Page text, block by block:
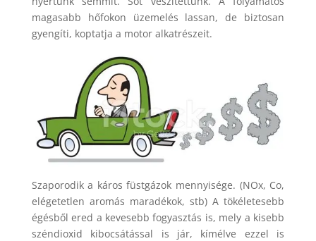
magasabb hőfokon üzemelés lassan, de biztosan
gyengíti, koptatja a motor alkatrészeit.
Szaporodik a káros füstgázok mennyisége. (NOx, Co,
elégetetlen aromás maradékok, stb) A tökéletesebb
égésből ered a kevesebb fogyasztás is, mely a kisebb
széndioxid kibocsátással is jár, kímélve ezzel is